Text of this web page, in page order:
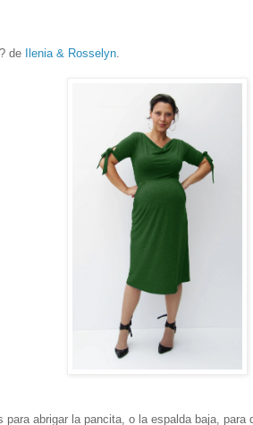
de Ilenia & Rosselyn
para abrigar la pancita, o la espalda baja, para